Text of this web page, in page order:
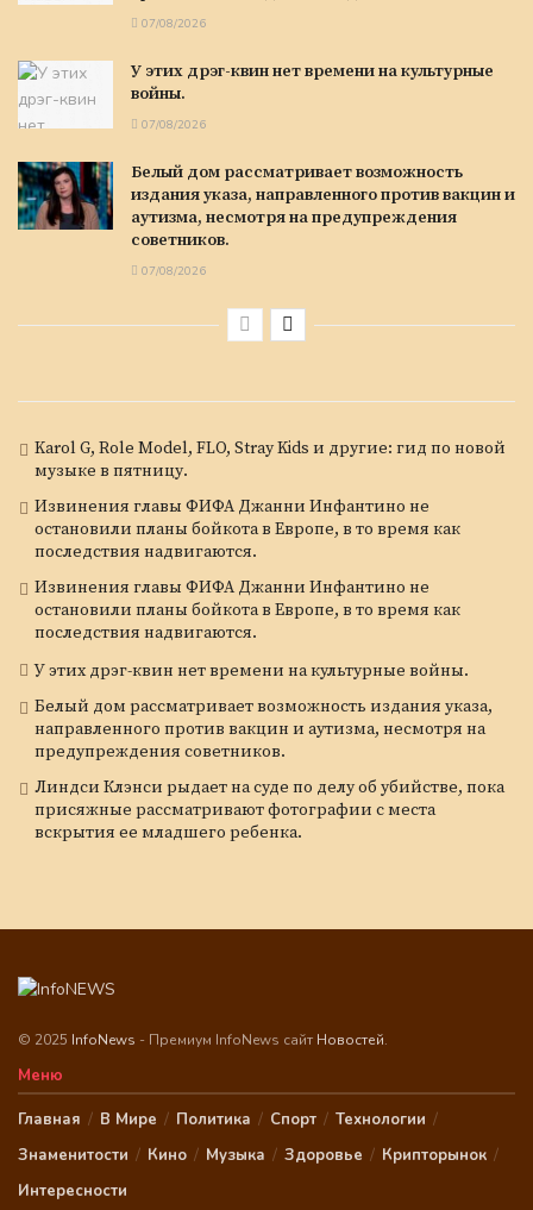
07/08/2026
У этих дрэг-квин нет времени на культурные
войны.
07/08/2026
Белый дом рассматривает возможность
издания указа, направленного против вакцин и
аутизма, несмотря на предупреждения
советников.
07/08/2026
Karol G, Role Model, FLO, Stray Kids и другие: гид по новой
музыке в пятницу.
Извинения главы ФИФА Джанни Инфантино не
остановили планы бойкота в Европе, в то время как
последствия надвигаются.
Извинения главы ФИФА Джанни Инфантино не
остановили планы бойкота в Европе, в то время как
последствия надвигаются.
У этих дрэг-квин нет времени на культурные войны.
Белый дом рассматривает возможность издания указа,
направленного против вакцин и аутизма, несмотря на
предупреждения советников.
Линдси Клэнси рыдает на суде по делу об убийстве, пока
присяжные рассматривают фотографии с места
вскрытия ее младшего ребенка.
© 2025 InfoNews - Премиум InfoNews сайт Новостей.
Меню
Главная В Мире Политика Спорт
Технологии
Знаменитости
Кино Музыка Здоровье
Крипторынок
Интересности